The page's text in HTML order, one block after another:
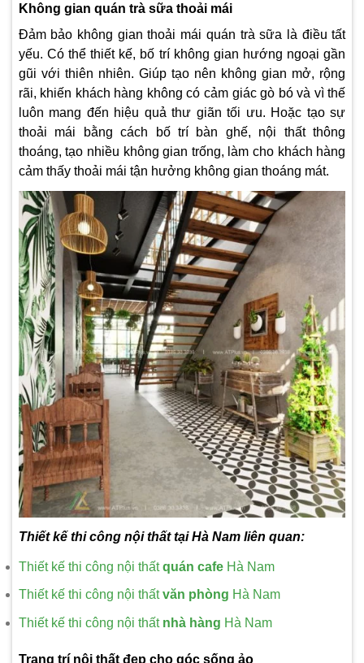
Không gian quán trà sữa thoải mái
Đảm bảo không gian thoải mái quán trà sữa là điều tất
yếu. Có thể thiết kế, bố trí không gian hướng ngoại gần
gũi với thiên nhiên. Giúp tạo nên không gian mở, rộng
rãi, khiến khách hàng không có cảm giác gò bó và vì thế
luôn mang đến hiệu quả thư giãn tối ưu. Hoặc tạo sự
thoải mái bằng cách bố trí bàn ghế, nội thất thông
thoáng, tạo nhiều không gian trống, làm cho khách hàng
cảm thấy thoải mái tận hưởng không gian thoáng mát.
Thiết kế thi công nội thất tại Hà Nam liên quan:
Thiết kế thi công nội thấtquán cafeHà Nam
Thiết kế thi công nội thấtvăn phòng Hà Nam
Thiết kế thi công nội thất nhà hàng Hà Nam
Trang trí nội thất đẹp cho góc sống ảo